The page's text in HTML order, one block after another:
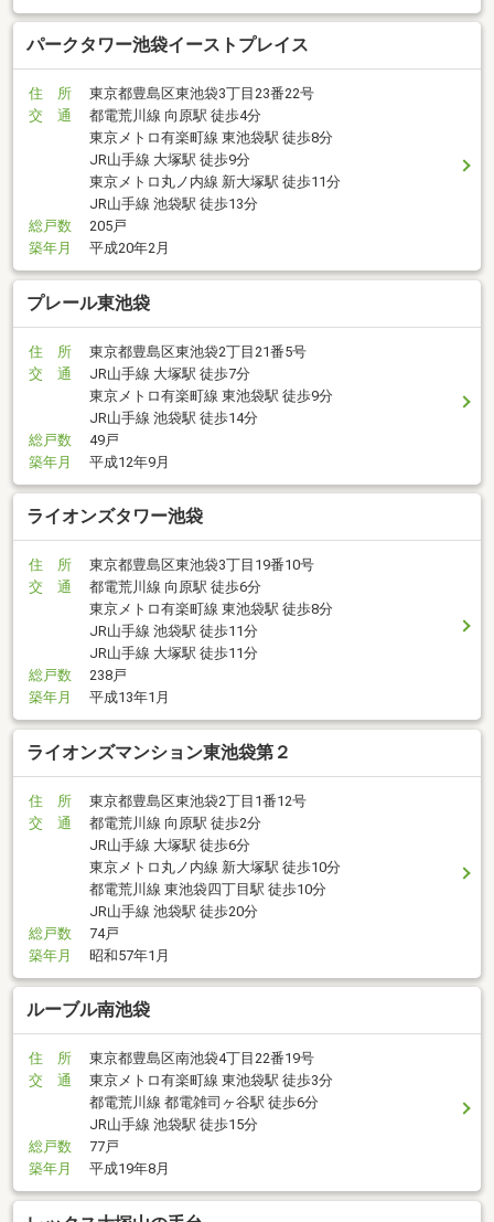
パークタワー池袋イーストプレイス
住 所
東京都豊島区東池袋3丁目23番22号
交 通
都電荒川線 向原駅 徒歩4分
東京メトロ有楽町線 東池袋駅 徒歩8分
JR山手線 大塚駅 徒歩9分
東京メトロ丸ノ内線 新大塚駅 徒歩11分
JR山手線 池袋駅 徒歩13分
総戸数
205戸
築年月
平成20年2月
プレール東池袋
住 所
東京都豊島区東池袋2丁目21番5号
交 通
JR山手線 大塚駅 徒歩7分
東京メトロ有楽町線 東池袋駅 徒歩9分
JR山手線 池袋駅 徒歩14分
総戸数
49戸
築年月
平成12年9月
ライオンズタワー池袋
住 所
東京都豊島区東池袋3丁目19番10号
交 通
都電荒川線 向原駅 徒歩6分
東京メトロ有楽町線 東池袋駅 徒歩8分
JR山手線 池袋駅 徒歩11分
JR山手線 大塚駅 徒歩11分
総戸数
238戸
築年月
平成13年1月
ライオンズマンション東池袋第２
住 所
東京都豊島区東池袋2丁目1番12号
交 通
都電荒川線 向原駅 徒歩2分
JR山手線 大塚駅 徒歩6分
東京メトロ丸ノ内線 新大塚駅 徒歩10分
都電荒川線 東池袋四丁目駅 徒歩10分
JR山手線 池袋駅 徒歩20分
総戸数
74戸
築年月
昭和57年1月
ルーブル南池袋
住 所
東京都豊島区南池袋4丁目22番19号
交 通
東京メトロ有楽町線 東池袋駅 徒歩3分
都電荒川線 都電雑司ヶ谷駅 徒歩6分
JR山手線 池袋駅 徒歩15分
総戸数
77戸
築年月
平成19年8月